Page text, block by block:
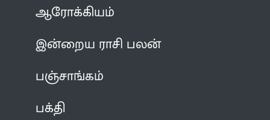
ஆரோக்கியம்
இன்றைய ராசி பலன்
பஞ்சாங்கம்
பக்தி